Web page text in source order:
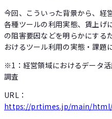
今回、こういった背景から、経
各種ツールの利用実態、賃上げ
の阻害要因などを明らかにする
おけるツール利用の実態・課題
※1：経営領域におけるデータ
調査
URL：
https://prtimes.jp/main/html/